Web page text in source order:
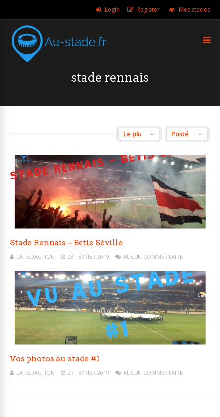
Login Register Mes stades
stade rennais
Stade Rennais – Betis Séville
LA RÉDACTION 28 FÉVRIER 2019 AUCUN COMMENTAIRE
Vos photos au stade #1
LA RÉDACTION 27 FÉVRIER 2019 AUCUN COMMENTAIRE